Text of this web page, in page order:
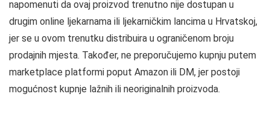
napomenuti da ovaj proizvod trenutno nije dostupan u
drugim online ljekarnama ili ljekarničkim lancima u Hrvatskoj,
jer se u ovom trenutku distribuira u ograničenom broju
prodajnih mjesta. Također, ne preporučujemo kupnju putem
marketplace platformi poput Amazon ili DM, jer postoji
mogućnost kupnje lažnih ili neoriginalnih proizvoda.